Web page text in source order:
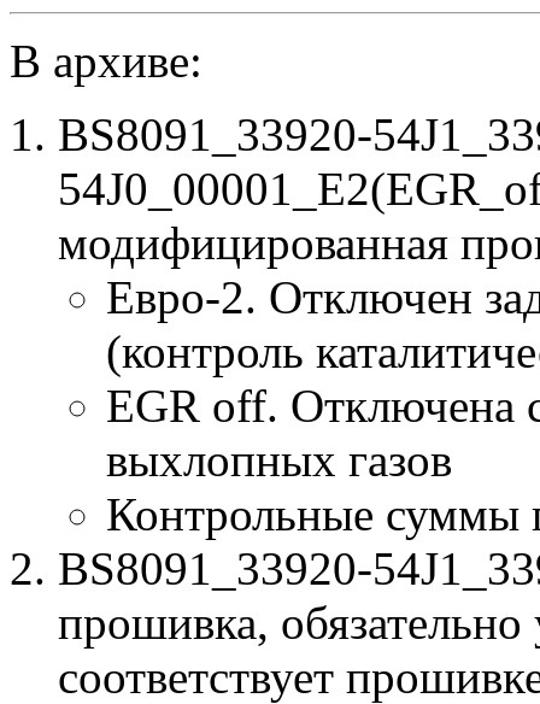
В архиве:
BS8091_33920-
модифицированная
Евро-2. Отключен
(контроль
EGR off. Отключена
выхлопных газов
Контрольные суммы
BS8091_33920-
прошивка, обязательно
соответствует